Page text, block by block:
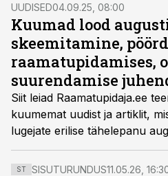
UUDISED04.09.25, 08:00
Kuumad lood
skeemitamine,
raamatupidamises,
suurendamise
Siit leiad Raamatupidaja.ee
kuumemat uudist ja artiklit,
lugejate erilise tähelepanu
teised lugejad leidsid midagi
lugemata on.
ST SISUTURUNDUS11.05.26,